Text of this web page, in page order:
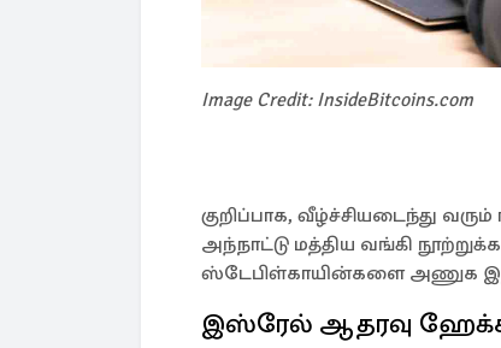
Image Credit: InsideBitcoins.com
குறிப்பாக, வீழ்ச்சியடைந்து
அந்நாட்டு மத்திய வங்கி
ஸ்டேபிள்காயின்களை அணுக
இஸ்ரேல் ஆதரவு